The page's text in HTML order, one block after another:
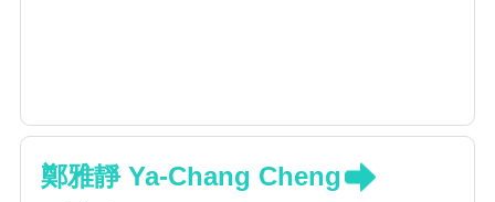
鄭雅靜 Ya-Chang Cheng